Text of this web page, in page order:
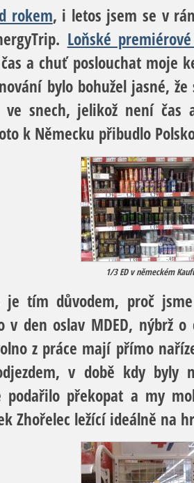
rokem, i letos jsem se v
Loňské
a chuť poslouchat moje
bylo bohužel jasné,
ve snech, jelikož není čas
k Německu přibudlo
1/3 ED v německém
je tím důvodem, proč
v den oslav MDED, nýbrž
z práce mají přímo
v době kdy byly
podařilo překopat a my
Zhořelec ležící ideálně na